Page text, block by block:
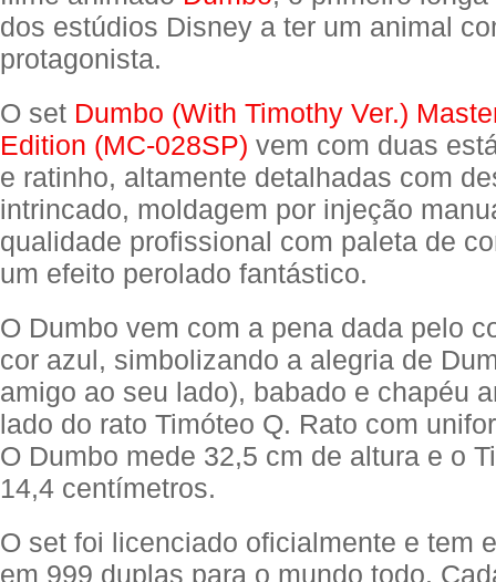
dos estúdios Disney a ter um animal
protagonista.
O set Dumbo (With Timothy Ver.)
Edition (MC-028SP) vem com duas
e ratinho, altamente detalhadas com
intrincado, moldagem por injeção
qualidade profissional com paleta de
um efeito perolado fantástico.
O Dumbo vem com a pena dada pelo
cor azul, simbolizando a alegria de
amigo ao seu lado), babado e chapéu
lado do rato Timóteo Q. Rato com
O Dumbo mede 32,5 cm de altura e o
14,4 centímetros.
O set foi licenciado oficialmente e tem
em 999 duplas para o mundo todo.